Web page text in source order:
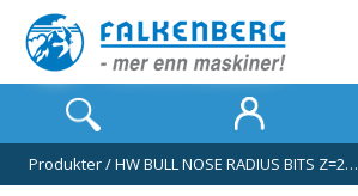
Produkter/HW BULL NOSE RADIUS BITS Z=2…